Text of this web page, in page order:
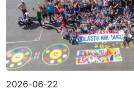
2026-06-22